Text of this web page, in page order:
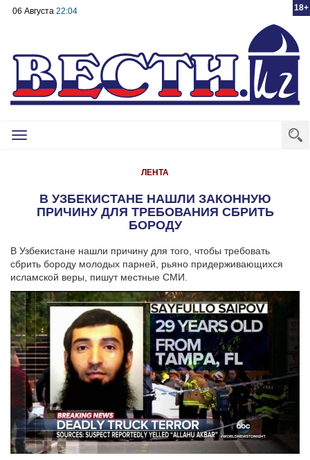
18+
06 Августа 22:04
Toggle
ЛЕНТА
В УЗБЕКИСТАНЕ НАШЛИ ЗАКОННУЮ
ПРИЧИНУ ДЛЯ ТРЕБОВАНИЯ СБРИТЬ
БОРОДУ
В Узбекистане нашли причину для того, чтобы требовать
сбрить бороду молодых парней, рьяно придерживающихся
исламской веры, пишут местные СМИ.